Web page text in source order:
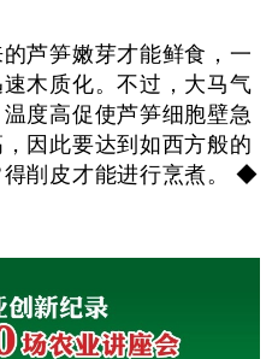
芦笋嫩芽才能鲜食，一
木质化。不过，大马气
度高促使芦笋细胞壁急
因此要达到如西方般的
削皮才能进行烹煮。 ◆